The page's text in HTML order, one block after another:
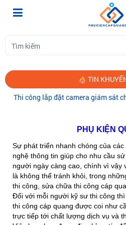
TIN
lắp đặt camera giám sát cho Văn
PHỤ KIỆN
Sự phát triển nhanh chóng của
nghệ thông tin giúp cho nhu cầu
người ngày càng cao, chính vì vậy
là không thể tránh khỏi, trong
thi công, sửa chữa thi công cáp
Đối với mỗi người kỹ sư thi công
thi công cáp quang được coi như
trực tiếp tới chất lượng dịch vụ và